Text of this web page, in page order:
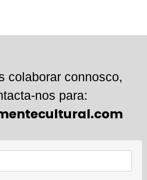
colaborar connosco,
nos para: